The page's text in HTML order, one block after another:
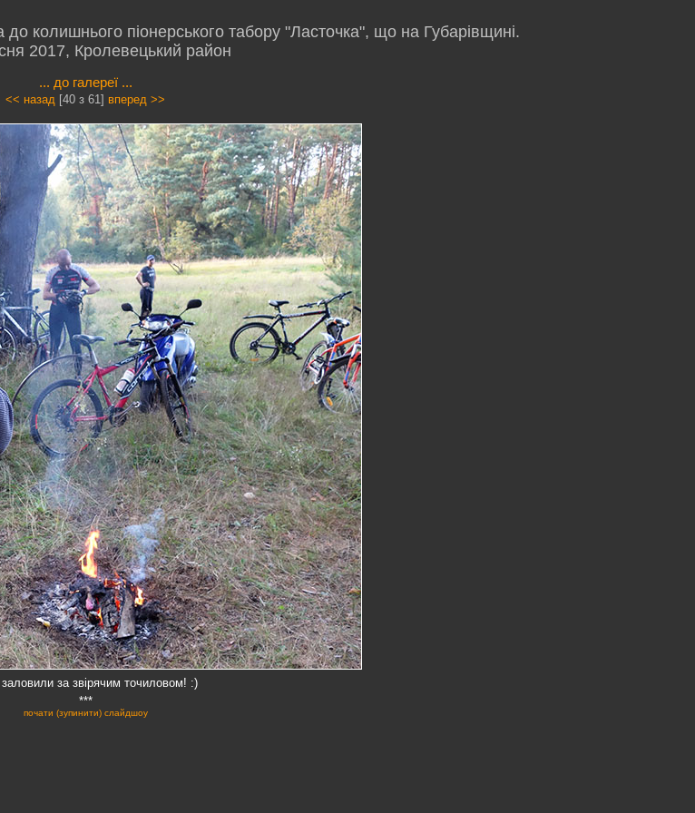
колишнього піонерського табору "Ласточка", що на Губарівщині.
2017, Кролевецький район
... до галереї ...
<< назад [40 з 61] вперед >>
за звірячим точиловом! :)
***
почати (зупинити) слайдшоу